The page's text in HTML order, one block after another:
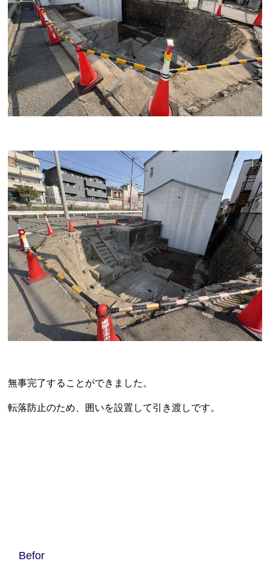
無事完了することができました。
転落防止のため、囲いを設置して引き渡しです。
Befor